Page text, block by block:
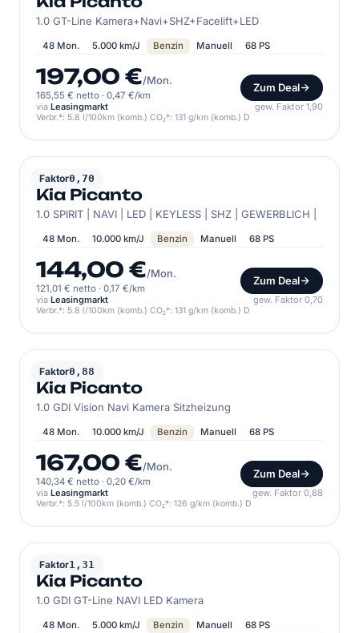
1.0 GT-Line Kamera+Navi+SHZ+Facelift+LED
48 Mon. 5.000 km/J Benzin Manuell 68 PS
197,00 €/Mon.
165,55 € netto · 0,47 €/km
Zum Deal
via Leasingmarkt gew. Faktor 1,90
Verbr.*: 5.8 l/100km (komb.) CO₂*: 131 g/km (komb.) D
Faktor0,70
KIA
Kia Picanto
1.0 SPIRIT | NAVI | LED | KEYLESS | SHZ | GEWERBLICH |
48 Mon. 10.000 km/J Benzin Manuell 68 PS
144,00 €/Mon.
121,01 € netto · 0,17 €/km
Zum Deal
via Leasingmarkt gew. Faktor 0,70
Verbr.*: 5.8 l/100km (komb.) CO₂*: 131 g/km (komb.) D
Faktor0,88
KIA
Kia Picanto
1.0 GDI Vision Navi Kamera Sitzheizung
48 Mon. 10.000 km/J Benzin Manuell 68 PS
167,00 €/Mon.
140,34 € netto · 0,20 €/km
Zum Deal
via Leasingmarkt gew. Faktor 0,88
Verbr.*: 5.5 l/100km (komb.) CO₂*: 126 g/km (komb.) D
Faktor1,31
KIA
Kia Picanto
1.0 GDI GT-Line NAVI LED Kamera
48 Mon. 5.000 km/J Benzin Manuell 68 PS